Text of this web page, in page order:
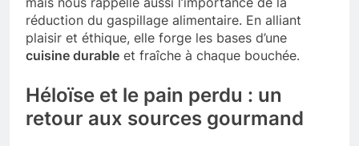
réduction du gaspillage alimentaire. En alliant
plaisir et éthique, elle forge les bases d’une
cuisine durable et fraîche à chaque bouchée.
Héloïse et le pain perdu : un
retour aux sources gourmand